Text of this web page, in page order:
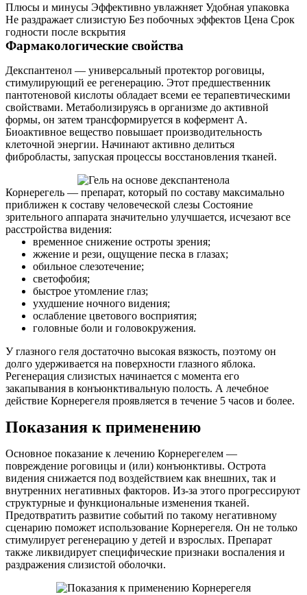
Плюсы и минусы Эффективно увлажняет Удобная упаковка
Не раздражает слизистую Без побочных эффектов Цена Cрок
годности после вскрытия
Фармакологические свойства
Декспантенол — универсальный протектор роговицы,
стимулирующий ее регенерацию. Этот предшественник
пантотеновой кислоты обладает всеми ее терапевтическими
свойствами. Метаболизируясь в организме до активной
формы, он затем трансформируется в кофермент А.
Биоактивное вещество повышает производительность
клеточной энергии. Начинают активно делиться
фибробласты, запуская процессы восстановления тканей.
Корнерегель — препарат, который по составу максимально
приближен к составу человеческой слезы Состояние
зрительного аппарата значительно улучшается, исчезают все
расстройства видения:
временное снижение остроты зрения;
жжение и рези, ощущение песка в глазах;
обильное слезотечение;
светофобия;
быстрое утомление глаз;
ухудшение ночного видения;
ослабление цветового восприятия;
головные боли и головокружения.
У глазного геля достаточно высокая вязкость, поэтому он
долго удерживается на поверхности глазного яблока.
Регенерация слизистых начинается с момента его
закапывания в конъюнктивальную полость. А лечебное
действие Корнерегеля проявляется в течение 5 часов и более.
Показания к применению
Основное показание к лечению Корнерегелем —
повреждение роговицы и (или) конъюнктивы. Острота
видения снижается под воздействием как внешних, так и
внутренних негативных факторов. Из-за этого прогрессируют
структурные и функциональные изменения тканей.
Предотвратить развитие событий по такому негативному
сценарию поможет использование Корнерегеля. Он не только
стимулирует регенерацию у детей и взрослых. Препарат
также ликвидирует специфические признаки воспаления и
раздражения слизистой оболочки.